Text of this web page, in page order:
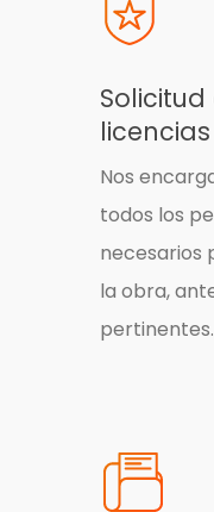
licencias
Nos
todos los
necesarios
la obra,
pertinentes.